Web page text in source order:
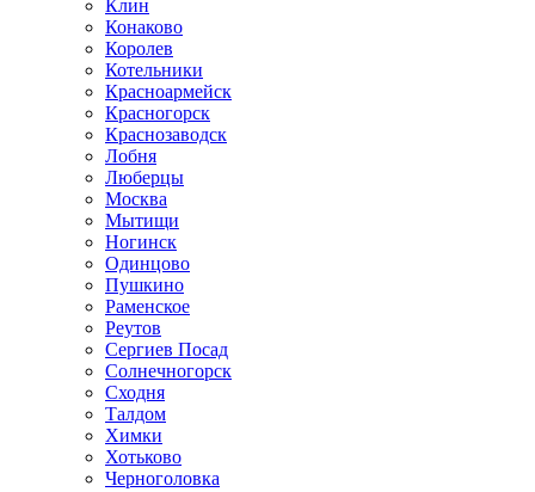
Клин
Конаково
Королев
Котельники
Красноармейск
Красногорск
Краснозаводск
Лобня
Люберцы
Москва
Мытищи
Ногинск
Одинцово
Пушкино
Раменское
Реутов
Сергиев Посад
Солнечногорск
Сходня
Талдом
Химки
Хотьково
Черноголовка